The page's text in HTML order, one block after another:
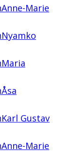
Anne-Marie
Nyamko
Maria
Åsa
Karl Gustav
Anne-Marie